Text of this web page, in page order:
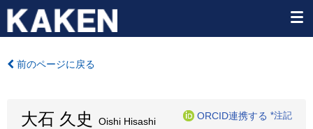
前のページに戻る
大石 久史 Oishi Hisashi
ORCID連携する *注記